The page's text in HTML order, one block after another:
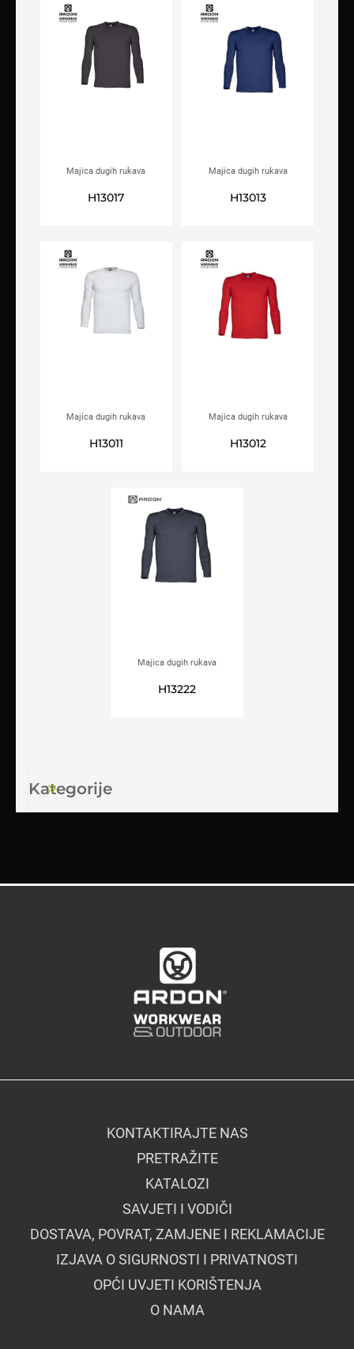
Majica dugih rukava
H13017
Majica dugih rukava
H13013
Majica dugih rukava
H13011
Majica dugih rukava
H13012
Majica dugih rukava
H13222
Kategorije
KONTAKTIRAJTE NAS
PRETRAŽITE
KATALOZI
SAVJETI I VODIČI
DOSTAVA, POVRAT, ZAMJENE I REKLAMACIJE
IZJAVA O SIGURNOSTI I PRIVATNOSTI
OPĆI UVJETI KORIŠTENJA
O NAMA